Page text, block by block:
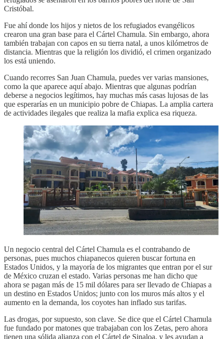
Cristóbal.
Fue ahí donde los hijos y nietos de los refugiados evangélicos
crearon una gran base para el Cártel Chamula. Sin embargo, ahora
también trabajan con capos en su tierra natal, a unos kilómetros de
distancia. Mientras que la religión los dividió, el crimen organizado
los está uniendo.
Cuando recorres San Juan Chamula, puedes ver varias mansiones,
como la que aparece aquí abajo. Mientras que algunas podrían
deberse a negocios legítimos, hay muchas más casas lujosas de las
que esperarías en un municipio pobre de Chiapas. La amplia cartera
de actividades ilegales que realiza la mafia explica esa riqueza.
Un negocio central del Cártel Chamula es el contrabando de
personas, pues muchos chiapanecos quieren buscar fortuna en
Estados Unidos, y la mayoría de los migrantes que entran por el sur
de México cruzan el estado. Varias personas me han dicho que
ahora se pagan más de 15 mil dólares para ser llevado de Chiapas a
un destino en Estados Unidos; junto con los muros más altos y el
aumento en la demanda, los coyotes han inflado sus tarifas.
Las drogas, por supuesto, son clave. Se dice que el Cártel Chamula
fue fundado por matones que trabajaban con los Zetas, pero ahora
tienen una sólida alianza con el Cártel de Sinaloa, y les ayudan a